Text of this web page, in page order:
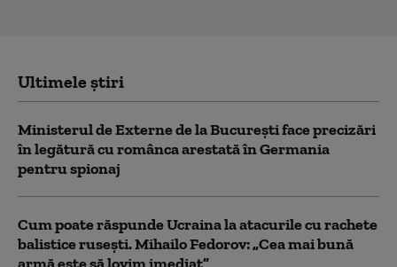
Ultimele știri
Ministerul de Externe de la București face precizări
în legătură cu românca arestată în Germania
pentru spionaj
Cum poate răspunde Ucraina la atacurile cu rachete
balistice rusești. Mihailo Fedorov: „Cea mai bună